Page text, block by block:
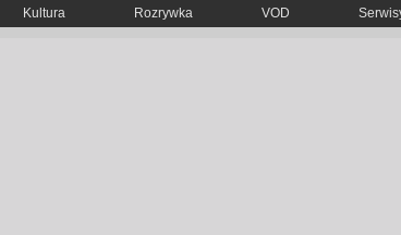
Kultura Rozrywka VOD